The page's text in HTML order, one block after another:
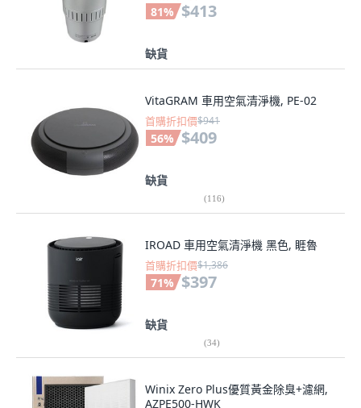
81% $413
缺貨
VitaGRAM 車用空氣清淨機, PE-02
首購折扣價$941
56% $409
缺貨
(116)
IROAD 車用空氣清淨機 黑色, 睚魯
首購折扣價$1,386
71% $397
缺貨
(34)
Winix Zero Plus優質黃金除臭+濾網,
AZPE500-HWK